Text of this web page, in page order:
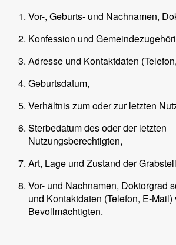
Vor-, Geburts- und Nachnamen,
Konfession und
Adresse und Kontaktdaten
Geburtsdatum,
Verhältnis zum oder zur letzten
Sterbedatum des oder der letzten
Nutzungsberechtigten,
Art, Lage und Zustand der
Vor- und Nachnamen, Doktorgrad
und Kontaktdaten (Telefon, E-Mail)
Bevollmächtigten.